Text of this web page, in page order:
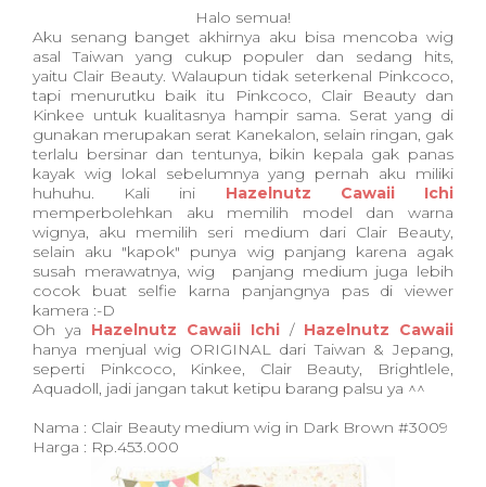
Halo semua!
Aku senang banget akhirnya aku bisa mencoba wig
asal Taiwan yang cukup populer dan sedang hits,
yaitu Clair Beauty. Walaupun tidak seterkenal Pinkcoco,
tapi menurutku baik itu Pinkcoco, Clair Beauty dan
Kinkee untuk kualitasnya hampir sama. Serat yang di
gunakan merupakan serat Kanekalon, selain ringan, gak
terlalu bersinar dan tentunya, bikin kepala gak panas
kayak wig lokal sebelumnya yang pernah aku miliki
huhuhu. Kali ini Hazelnutz Cawaii Ichi
memperbolehkan aku memilih model dan warna
wignya, aku memilih seri medium dari Clair Beauty,
selain aku "kapok" punya wig panjang karena agak
susah merawatnya, wig panjang medium juga lebih
cocok buat selfie karna panjangnya pas di viewer
kamera :-D
Oh ya Hazelnutz Cawaii Ichi / Hazelnutz Cawaii
hanya menjual wig ORIGINAL dari Taiwan & Jepang,
seperti Pinkcoco, Kinkee, Clair Beauty, Brightlele,
Aquadoll, jadi jangan takut ketipu barang palsu ya ^^
Nama : Clair Beauty medium wig in Dark Brown #3009
Harga : Rp.453.000